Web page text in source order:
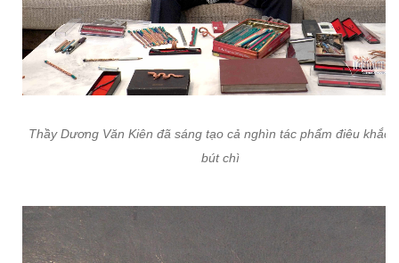
Thầy Dương Văn Kiên đã sáng tạo cả nghìn tác phẩm điêu khắc
bút chì